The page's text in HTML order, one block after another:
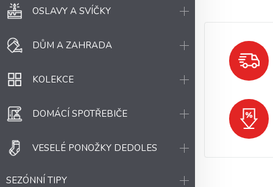
OSLAVY A SVÍČKY
DŮM A ZAHRADA
KOLEKCE
DOMÁCÍ SPOTŘEBIČE
VESELÉ PONOŽKY DEDOLES
SEZÓNNÍ TIPY